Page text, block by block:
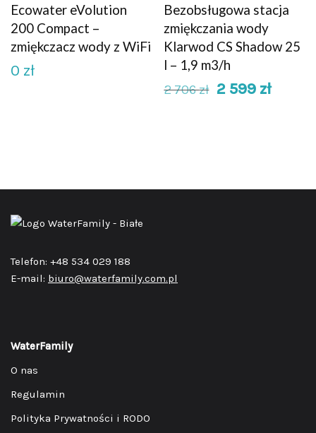
Ecowater eVolution
200 Compact –
zmiękczacz wody z WiFi
0 zł
Bezobsługowa stacja
zmiękczania wody
Klarwod CS Shadow 25
l – 1,9 m3/h
2 706zł 2 599 zł
Telefon: +48 534 029 188
E-mail: biuro@waterfamily.com.pl
WaterFamily
O nas
Regulamin
Polityka Prywatności i RODO